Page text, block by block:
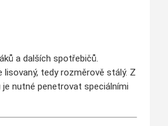
a dalších spotřebičů.
tedy rozměrově stálý. Z
nutné penetrovat speciálními